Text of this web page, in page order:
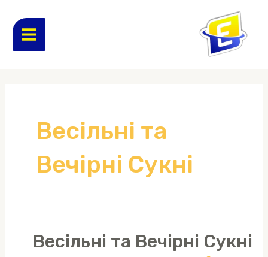
المحتوى
Весільні та
Вечірні Сукні
Весільні та Вечірні Сукні
Весільні